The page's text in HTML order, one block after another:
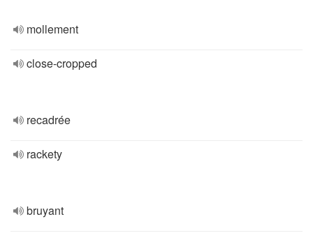
mollement
close-cropped
recadrée
rackety
bruyant